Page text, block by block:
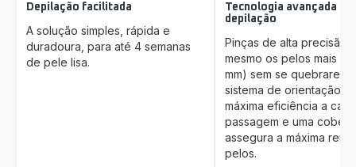
Depilação facilitada
A solução simples, rápida e
duradoura, para até 4 semanas
de pele lisa.
Tecnologia avançada de
depilação
Pinças de alta precisão
mesmo os pelos mais
mm) sem se quebrarem,
sistema de orientação
máxima eficiência a cada
passagem e uma
assegura a máxima
pelos.